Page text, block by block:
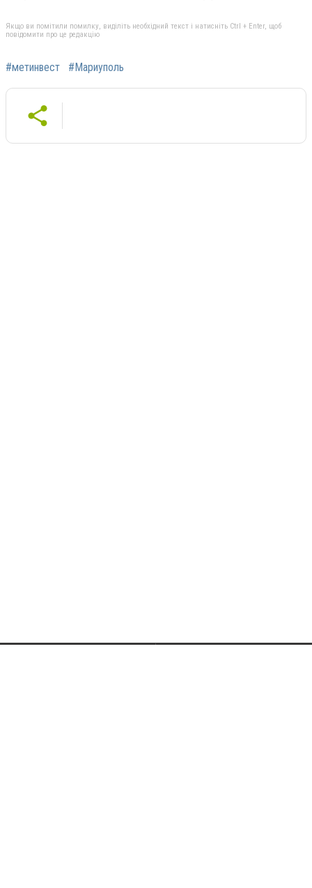
Якщо ви помітили помилку, виділіть необхідний текст і натисніть Ctrl + Enter, щоб
повідомити про це редакцію
#метинвест #Мариуполь